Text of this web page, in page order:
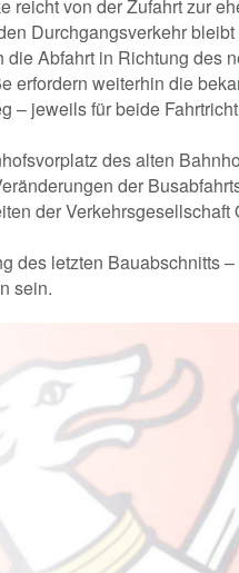
reicht von der Zufahrt zur
Durchgangsverkehr
Abfahrt in Richtung des
erfordern weiterhin die
– jeweils für beide
des alten
der
der
des letzten Bauabschnitts
sein.